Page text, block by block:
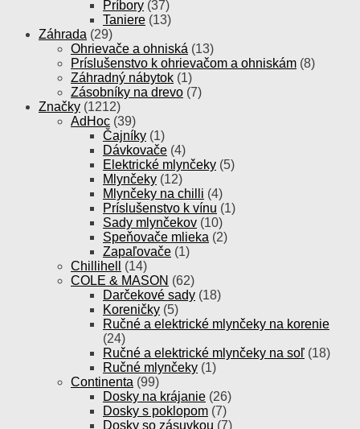
Príbory (37)
Taniere (13)
Záhrada (29)
Ohrievače a ohniská (13)
Príslušenstvo k ohrievačom a ohniskám (8)
Záhradný nábytok (1)
Zásobníky na drevo (7)
Značky (1212)
AdHoc (39)
Čajníky (1)
Dávkovače (4)
Elektrické mlynčeky (5)
Mlynčeky (12)
Mlynčeky na chilli (4)
Príslušenstvo k vínu (1)
Sady mlynčekov (10)
Speňovače mlieka (2)
Zapaľovače (1)
Chillihell
(14)
COLE & MASON (62)
Darčekové sady (18)
Koreničky (5)
Ručné a elektrické mlynčeky na korenie
(24)
Ručné a elektrické mlynčeky na soľ (18)
Ručné mlynčeky (1)
Continenta (99)
Dosky na krájanie (26)
Dosky s poklopom (7)
Dosky so zásuvkou (7)